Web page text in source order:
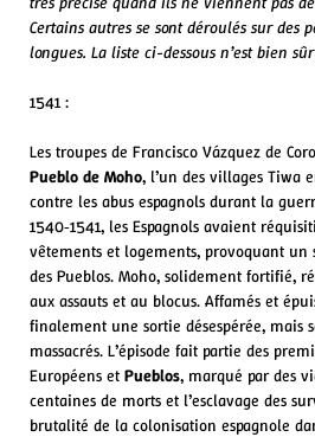
Certains autres se sont déroulés sur des
longues. La liste ci-dessous n’est bien
1541 :
Les troupes de Francisco Vázquez de
Pueblo de Moho, l’un des villages Tiwa
contre les abus espagnols durant la
1540‑1541, les Espagnols avaient
vêtements et logements, provoquant un
des Pueblos. Moho, solidement fortifié,
aux assauts et au blocus. Affamés et
finalement une sortie désespérée, mais
massacrés. L’épisode fait partie des
Européens et Pueblos, marqué par des
centaines de morts et l’esclavage des
brutalité de la colonisation espagnole